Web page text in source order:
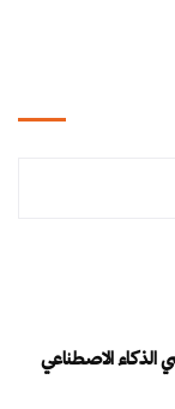
الذكاء الاصطناعي